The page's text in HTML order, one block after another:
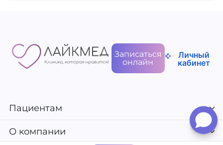
Записаться
онлайн
Личный
кабинет
Пациентам
О компании